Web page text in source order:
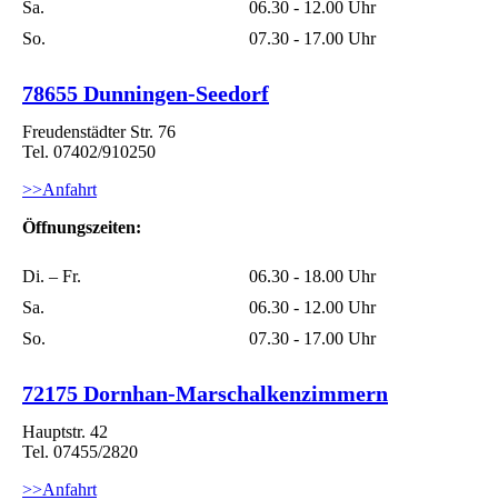
Sa.
06.30 - 12.00 Uhr
So.
07.30 - 17.00 Uhr
78655 Dunningen-Seedorf
Freudenstädter Str. 76
Tel. 07402/910250
>>Anfahrt
Öffnungszeiten:
Di. – Fr.
06.30 - 18.00 Uhr
Sa.
06.30 - 12.00 Uhr
So.
07.30 - 17.00 Uhr
72175 Dornhan-Marschalkenzimmern
Hauptstr. 42
Tel. 07455/2820
>>Anfahrt